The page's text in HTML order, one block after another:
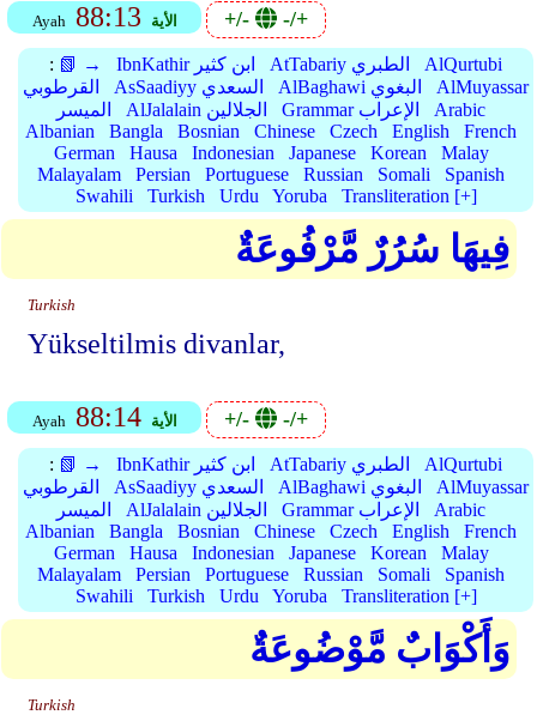
Ayah 88:13 الأية +/- -/+
: 📗 → IbnKathir ابن كثير AtTabariy الطبري
AlQurtubi
القرطوبي
AsSaadiyy السعدي AlBaghawi البغوي
AlMuyassar
الميسر
AlJalalain الجلالين Grammar الإعراب
Arabic
Albanian
Bangla Bosnian Chinese Czech English
French
German
Hausa Indonesian Japanese Korean
Malay
Malayalam
Persian Portuguese Russian Somali
Spanish
Swahili
Turkish Urdu Yoruba Transliteration [+]
فِيهَا سُرُرٌ مَّرْفُوعَةٌ
Turkish
Yükseltilmis divanlar,
Ayah 88:14 الأية +/- -/+
: 📗 → IbnKathir ابن كثير AtTabariy الطبري
AlQurtubi
القرطوبي
AsSaadiyy السعدي AlBaghawi البغوي
AlMuyassar
الميسر
AlJalalain الجلالين Grammar الإعراب
Arabic
Albanian
Bangla Bosnian Chinese Czech English
French
German
Hausa Indonesian Japanese Korean
Malay
Malayalam
Persian Portuguese Russian Somali
Spanish
Swahili
Turkish Urdu Yoruba Transliteration [+]
وَأَكْوَابٌ مَّوْضُوعَةٌ
Turkish